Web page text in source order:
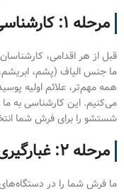
مرحله ۱: کارشناسی و تشخیص اولیه
قبل از هر اقدامی،
ما جنس الیاف (پشم، ابریشم،
همه مهم‌تر، علائم اولیه
می‌کنیم. این کارشناسی به
شستشو را برای فرش شما
مرحله ۲: غبارگیری عمیق و مکانیکی
ما فرش شما را در